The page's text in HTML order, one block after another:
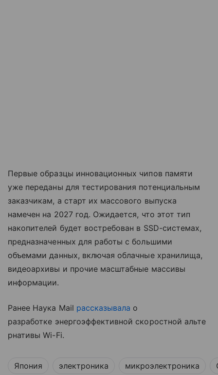
Первые образцы инновационных чипов памяти
уже переданы для тестирования потенциальным
заказчикам, а старт их массового выпуска
намечен на 2027 год. Ожидается, что этот тип
накопителей будет востребован в SSD-системах,
предназначенных для работы с большими
объемами данных, включая облачные хранилища,
видеоархивы и прочие масштабные массивы
информации.
Ранее Наука Mail рассказывала о
разработке энергоэффективной скоростной альте
рнативы Wi-Fi.
Япония электроника микроэлектроника